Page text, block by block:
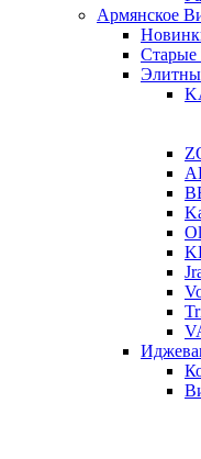
Армянское
Старые